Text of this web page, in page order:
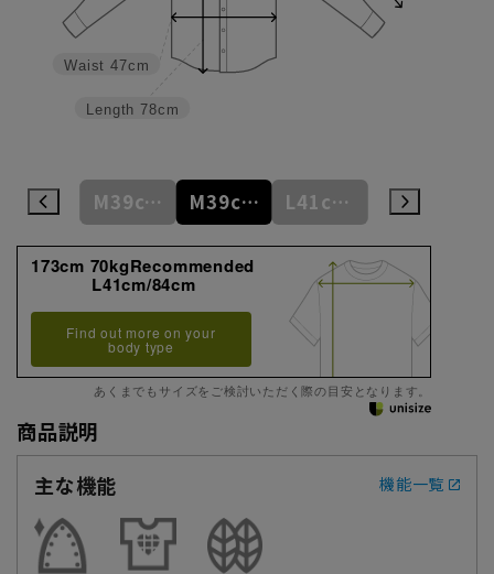
Length 78cm
Waist 47cm
M39cm/86cm M39cm/88cm L41cm/82cm
173cm 70kgRecommended
L41cm/84cm
Find out more on your
body type
あくまでもサイズをご検討いただく際の目安となります。
商品説明
主な機能
機能一覧